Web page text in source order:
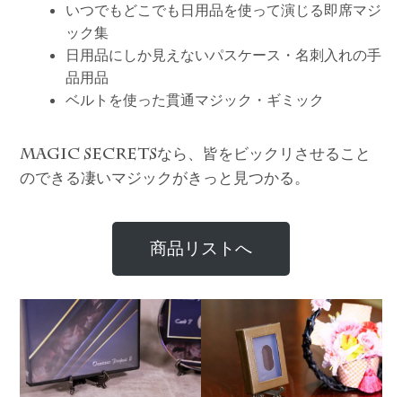
いつでもどこでも日用品を使って演じる即席マジ
ック集
日用品にしか見えないパスケース・名刺入れの手
品用品
ベルトを使った貫通マジック・ギミック
MAGIC SECRETSなら、皆をビックリさせること
のできる凄いマジックがきっと見つかる。
商品リストへ